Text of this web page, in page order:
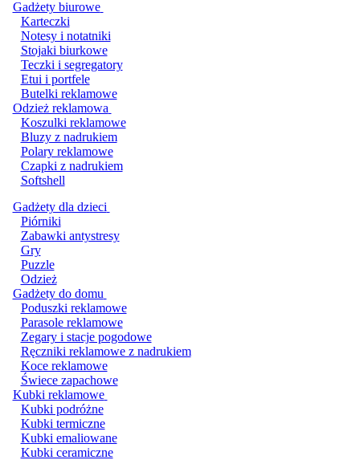
Gadżety biurowe
Karteczki
Notesy i notatniki
Stojaki biurkowe
Teczki i segregatory
Etui i portfele
Butelki reklamowe
Odzież reklamowa
Koszulki reklamowe
Bluzy z nadrukiem
Polary reklamowe
Czapki z nadrukiem
Softshell
Gadżety dla dzieci
Piórniki
Zabawki antystresy
Gry
Puzzle
Odzież
Gadżety do domu
Poduszki reklamowe
Parasole reklamowe
Zegary i stacje pogodowe
Ręczniki reklamowe z nadrukiem
Koce reklamowe
Świece zapachowe
Kubki reklamowe
Kubki podróżne
Kubki termiczne
Kubki emaliowane
Kubki ceramiczne